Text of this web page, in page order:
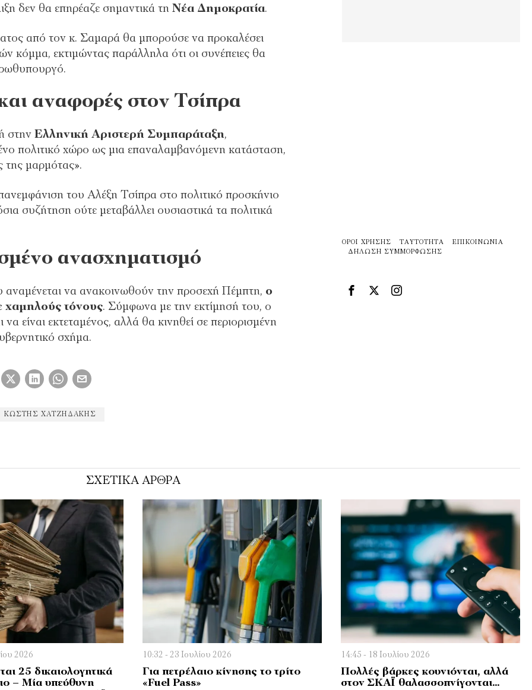
δεν θα επηρέαζε σημαντικά τη Νέα Δημοκρατία.
από τον κ. Σαμαρά θα μπορούσε να προκαλέσει
κόμμα, εκτιμώντας παράλληλα ότι οι συνέπειες θα
αναφορές στον Τσίπρα
στην Ελληνική Αριστερή Συμπαράταξη,
πολιτικό χώρο ως μια επαναλαμβανόμενη κατάσταση,
της μαρμότας».
του Αλέξη Τσίπρα στο πολιτικό προσκήνιο
συζήτηση ούτε μεταβάλλει ουσιαστικά τα πολιτικά
ανασχηματισμό
αναμένεται να ανακοινωθούν την προσεχή Πέμπτη, ο
χαμηλούς τόνους. Σύμφωνα με την εκτίμησή του, ο
είναι εκτεταμένος, αλλά θα κινηθεί σε περιορισμένη
σχήμα.
ΚΩΣΤΉΣ ΧΑΤΖΗΔΆΚΗΣ
ΌΡΟΙ ΧΡΉΣΗΣ ΤΑΥΤΌΤΗΤΑ
ΕΠΙΚΟΙΝΩΝΊΑ
ΔΉΛΩΣΗ ΣΥΜΜΌΡΦΩΣΗΣ
ΣΧΕΤΙΚΑ ΑΡΘΡΑ
2026
25 δικαιολογητικά
– Μία υπεύθυνη
10:32 - 23 Ιουλίου 2026
Για πετρέλαιο κίνησης το τρίτο
«Fuel Pass»
14:45 - 18 Ιουλίου 2026
Πολλές βάρκες κουνιόνται, αλλά
στον ΣΚΑΪ θαλασσοπνίγονται…